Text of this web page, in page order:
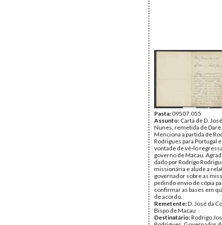
Pasta:09507.055
Assunto: Carta de D.
Nunes, remetida de
Menciona a partida de
Rodrigues para Portugal
vontade de vê-lo
governo de Macau.
dado por Rodrigo
missionária e alude a
governador sobre as
pedindo envio de cópia
confirmar as bases em
de acordo.
Remetente:D. José da
Bispo de Macau
Destinatário:Rodrigo